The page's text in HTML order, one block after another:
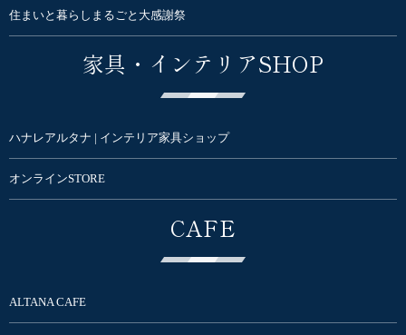
住まいと暮らしまるごと大感謝祭
家具・インテリアSHOP
ハナレアルタナ | インテリア家具ショップ
オンラインSTORE
CAFE
ALTANA CAFE